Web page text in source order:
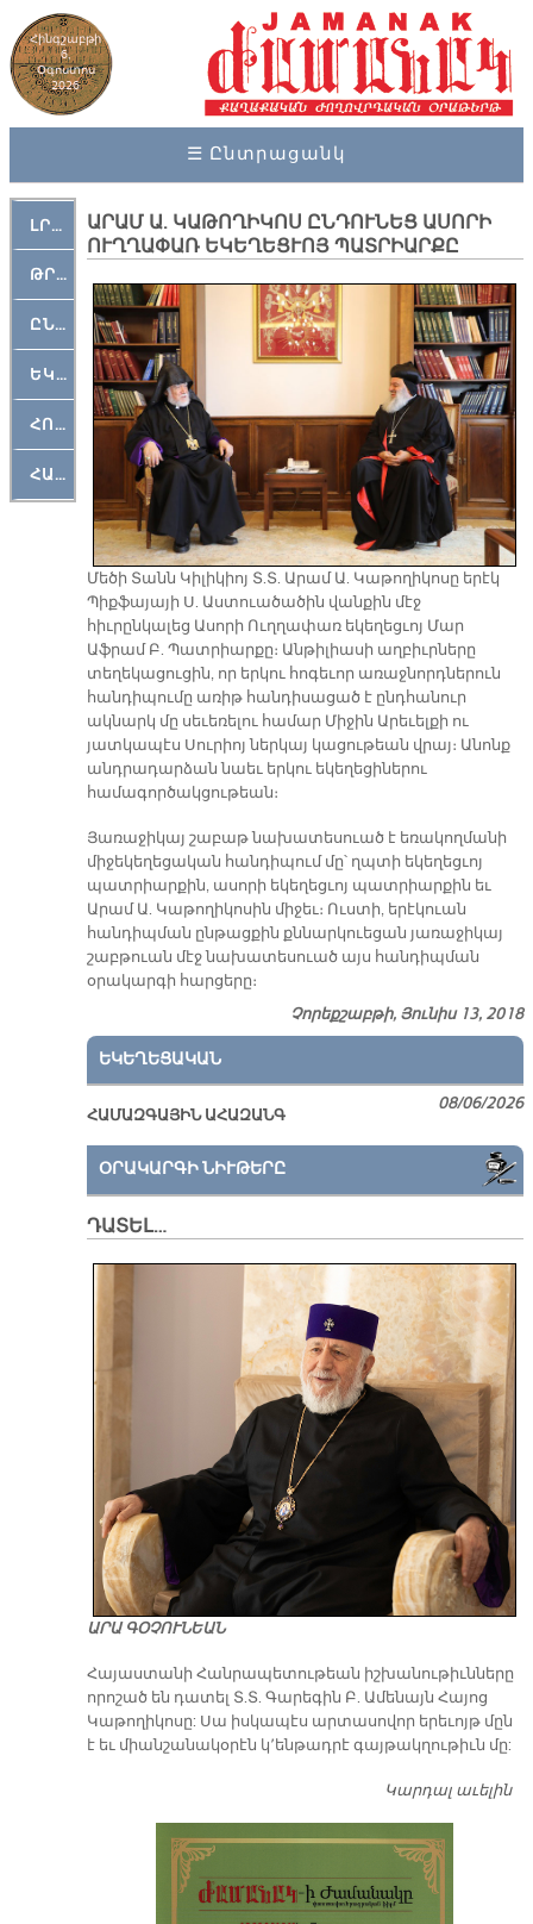
Հինգշաբթի
6,
Օգոստոս
2026
☰ Ընտրացանկ
ԼՐԱՀՈՍ
ԹՐՔԱՀԱՅ ԿԵԱՆՔ
ԸՆԿԵՐԱՄՇԱԿՈՒԹԱՅԻՆ
ԵԿԵՂԵՑԱԿԱՆ
ՀՈԳԵՄՏԱՒՈՐ
ՀԱՐԹԱԿ
ԱՐԱՄ Ա. ԿԱԹՈՂԻԿՈՍ ԸՆԴՈՒՆԵՑ ԱՍՈՐԻ
ՈՒՂՂԱՓԱՌ ԵԿԵՂԵՑՒՈՅ ՊԱՏՐԻԱՐՔԸ
Մեծի Տանն Կիլիկիոյ Տ.Տ. Արամ Ա. Կաթողիկոսը երէկ
Պիքֆայայի Ս. Աստուածածին վանքին մէջ
հիւրընկալեց Ասորի Ուղղափառ եկեղեցւոյ Մար
Աֆրամ Բ. Պատրիարքը։ Անթիլիասի աղբիւրները
տեղեկացուցին, որ երկու հոգեւոր առաջնորդներուն
հանդիպումը առիթ հանդիսացած է ընդհանուր
ակնարկ մը սեւեռելու համար Միջին Արեւելքի ու
յատկապէս Սուրիոյ ներկայ կացութեան վրայ։ Անոնք
անդրադարձան նաեւ երկու եկեղեցիներու
համագործակցութեան։
Յառաջիկայ շաբաթ նախատեսուած է եռակողմանի
միջեկեղեցական հանդիպում մը՝ ղպտի եկեղեցւոյ
պատրիարքին, ասորի եկեղեցւոյ պատրիարքին եւ
Արամ Ա. Կաթողիկոսին միջեւ։ Ուստի, երէկուան
հանդիպման ընթացքին քննարկուեցան յառաջիկայ
շաբթուան մէջ նախատեսուած այս հանդիպման
օրակարգի հարցերը։
Չորեքշաբթի, Յունիս 13, 2018
ԵԿԵՂԵՑԱԿԱՆ
ՀԱՄԱԶԳԱՅԻՆ ԱՀԱԶԱՆԳ
08/06/2026
ՕՐԱԿԱՐԳԻ ՆԻՒԹԵՐԸ
ԴԱՏԵԼ…
ԱՐԱ ԳՕՉՈՒՆԵԱՆ
​Հայաստանի Հանրապետութեան իշխանութիւնները
որոշած են դատել Տ.Տ. Գարեգին Բ. Ամենայն Հայոց
Կաթողիկոսը: Սա իսկապէս արտասովոր երեւոյթ մըն
է եւ միանշանակօրէն կ՚ենթադրէ գայթակղութիւն մը:
Կարդալ աւելին